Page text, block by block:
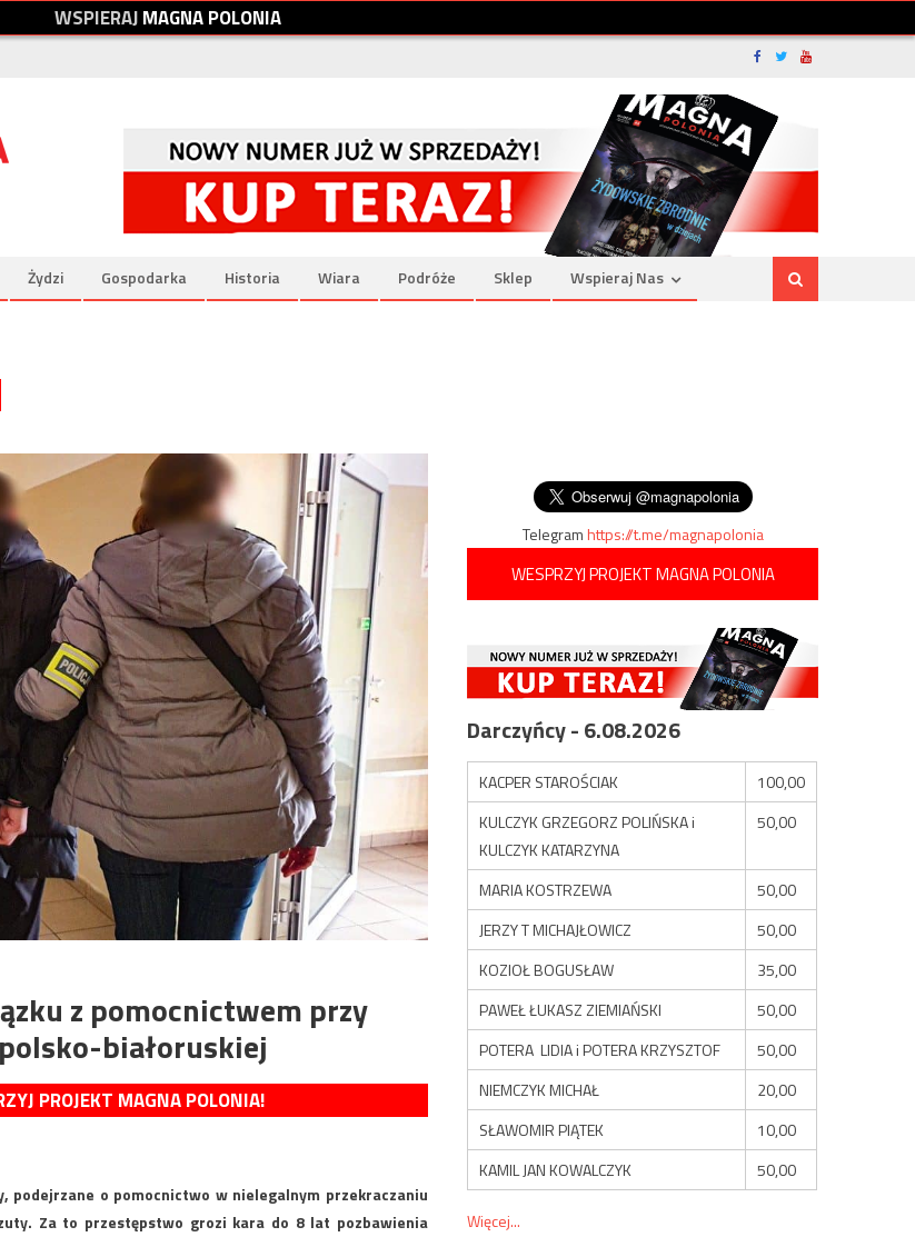
WSPIERAJMAGNAPOLONIA
Żydzi Gospodarka Historia Wiara Podróże Sklep Wspieraj Nas
z pomocnictwem przy
białoruskiej
PROJEKT MAGNA POLONIA!
o pomocnictwo w nielegalnym przekraczaniu
Za to przestępstwo grozi kara do 8 lat pozbawienia
Telegramhttps://t.me/magnapolonia
WESPRZYJ PROJEKT MAGNA POLONIA
Darczyńcy - 6.08.2026
KACPER STAROŚCIAK
100,00
KULCZYK GRZEGORZ POLIŃSKA i
KULCZYK KATARZYNA
50,00
MARIA KOSTRZEWA
50,00
JERZY T MICHAJŁOWICZ
50,00
KOZIOŁ BOGUSŁAW
35,00
PAWEŁ ŁUKASZ ZIEMIAŃSKI
50,00
POTERA LIDIA i POTERA KRZYSZTOF
50,00
NIEMCZYK MICHAŁ
20,00
SŁAWOMIR PIĄTEK
10,00
KAMIL JAN KOWALCZYK
50,00
Więcej...